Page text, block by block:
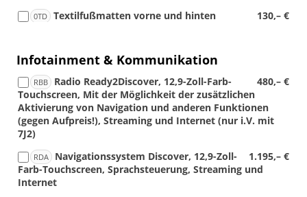
0TD 130,– €
Textilfußmatten vorne und hinten
Infotainment & Kommunikation
RBB 480,– €
Radio Ready2Discover, 12,9-Zoll-Farb-
Touchscreen, Mit der Möglichkeit der zusätzlichen
Aktivierung von Navigation und anderen Funktionen
(gegen Aufpreis!), Streaming und Internet (nur i.V. mit
7J2)
RDA 1.195,– €
Navigationssystem Discover, 12,9-Zoll-
Farb-Touchscreen, Sprachsteuerung, Streaming und
Internet